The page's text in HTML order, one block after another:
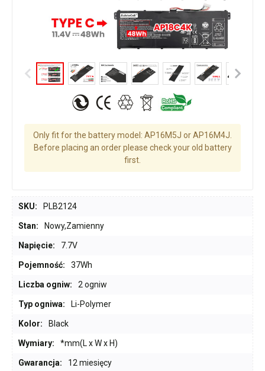
Only fit for the battery model: AP16M5J or AP16M4J.
Before placing an order please check your old battery
first.
SKU: PLB2124
Stan: Nowy,Zamienny
Napięcie: 7.7V
Pojemność: 37Wh
Liczba ogniw: 2 ogniw
Typ ogniwa: Li-Polymer
Kolor: Black
Wymiary: *mm(L x W x H)
Gwarancja: 12 miesięcy